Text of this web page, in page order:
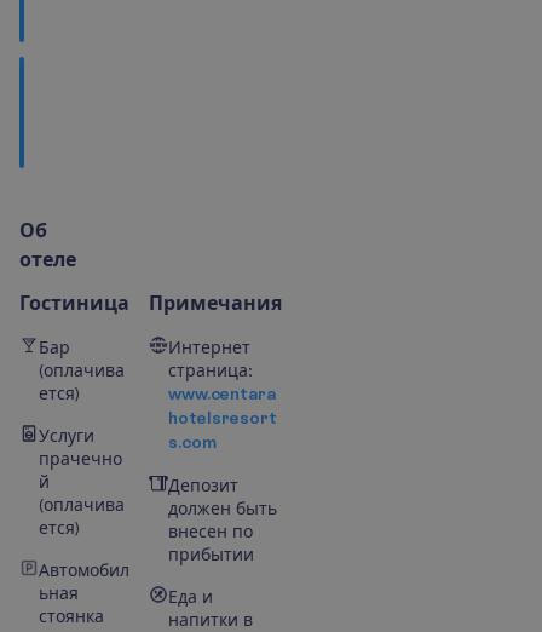
Об
отеле
Гостиница
Бар
(оплачива
ется)
Услуги
прачечно
й
(оплачива
ется)
Автомобил
ьная
стоянка
Примечания
Интернет
страница:
www.centara
hotelsresort
s.com
Депозит
должен быть
внесен по
прибытии
Еда и
напитки в